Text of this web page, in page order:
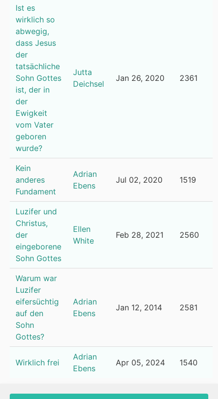
Ist es
wirklich so
abwegig,
dass Jesus
der
tatsächliche
Sohn Gottes
ist, der in
der
Ewigkeit
vom Vater
geboren
wurde?
Jutta
Deichsel
Jan 26, 2020 2361
Kein
anderes
Fundament
Adrian
Ebens
Jul 02, 2020 1519
Luzifer und
Christus,
der
eingeborene
Sohn Gottes
Ellen
White
Feb 28, 2021 2560
Warum war
Luzifer
eifersüchtig
auf den
Sohn
Gottes?
Adrian
Ebens
Jan 12, 2014 2581
Wirklich frei
Adrian
Ebens
Apr 05, 2024 1540